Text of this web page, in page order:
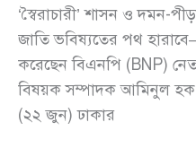
‘স্বৈরাচারী’ শাসন ও দমন-
জাতি ভবিষ্যতের পথ
করেছেন ‌বিএনপি (BNP)
বিষয়ক সম্পাদক ‌আমিনুল
(২২ জুন) ঢাকার